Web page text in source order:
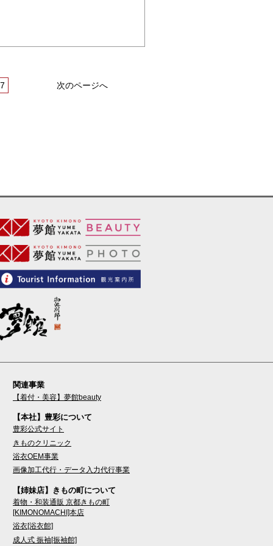
7 次のページへ
関連事業
【着付・美容】夢館beauty
【本社】豊彩について
豊彩公式サイト
きものクリニック
浴衣OEM事業
画像加工代行・データ入力代行事業
【姉妹店】きもの町について
着物・和装通販 京都きもの町
[KIMONOMACHI]本店
浴衣[浴衣館]
成人式 振袖[振袖館]